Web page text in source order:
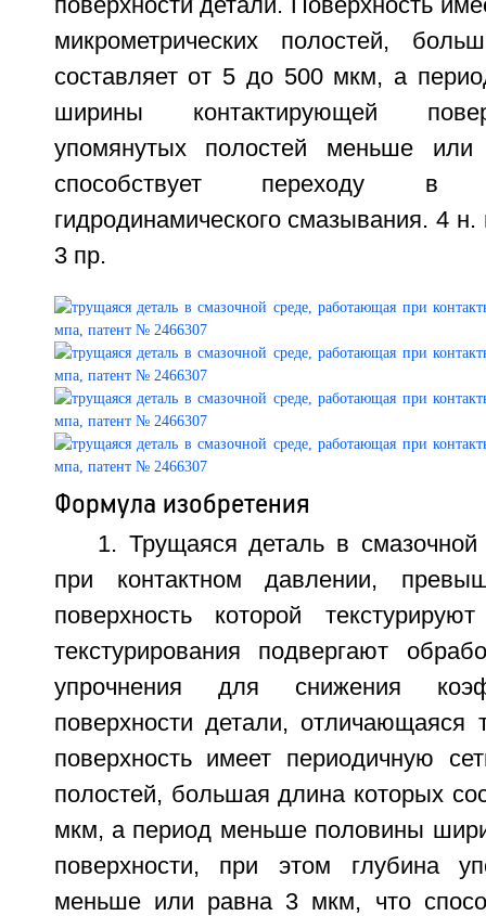
поверхности детали. Поверхность
микрометрических полостей,
составляет от 5 до 500 мкм, а
ширины контактирующей
упомянутых полостей меньше
способствует переходу в
гидродинамического смазывания. 4
3 пр.
Формула изобретения
1. Трущаяся деталь в
при контактном давлении,
поверхность которой
текстурирования подвергают
упрочнения для снижения
поверхности детали, отличающаяся
поверхность имеет периодичную
полостей, большая длина которых
мкм, а период меньше половины
поверхности, при этом глубина
меньше или равна 3 мкм, что